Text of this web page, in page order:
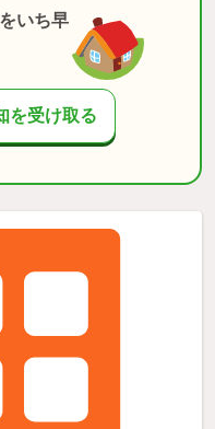
いち早
を受け取る